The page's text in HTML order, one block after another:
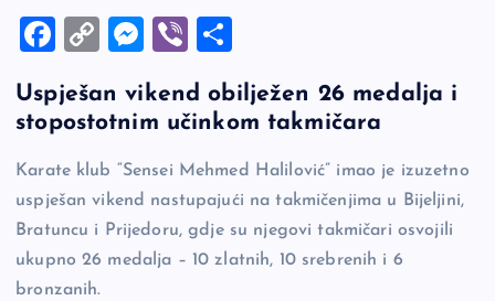
F
c
e
b
o
o
k
C
p
y
Li
n
k
M
se
n
g
er
Vi
er ar
e
Uspješan vikend obilježen 26 medalja i
stopostotnim učinkom takmičara
Karate klub “Sensei Mehmed Halilović” imao je izuzetno
uspješan vikend nastupajući na takmičenjima u Bijeljini,
Bratuncu i Prijedoru, gdje su njegovi takmičari osvojili
ukupno 26 medalja – 10 zlatnih, 10 srebrenih i 6
bronzanih.